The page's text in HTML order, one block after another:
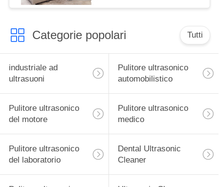
Categorie popolari Tutti
industriale ad
ultrasuoni
Pulitore ultrasonico
automobilistico
Pulitore ultrasonico
del motore
Pulitore ultrasonico
medico
Pulitore ultrasonico
del laboratorio
Dental Ultrasonic
Cleaner